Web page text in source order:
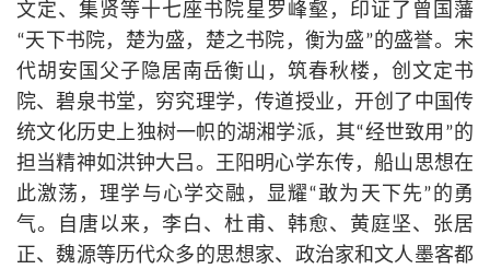
文定、集贤等十七座书院星罗峰壑，印证了曾国藩
“天下书院，楚为盛，楚之书院，衡为盛”的盛誉。宋
代胡安国父子隐居南岳衡山，筑春秋楼，创文定书
院、碧泉书堂，穷究理学，传道授业，开创了中国传
统文化历史上独树一帜的湖湘学派，其“经世致用”的
担当精神如洪钟大吕。王阳明心学东传，船山思想在
此激荡，理学与心学交融，显耀“敢为天下先”的勇
气。自唐以来，李白、杜甫、韩愈、黄庭坚、张居
正、魏源等历代众多的思想家、政治家和文人墨客都